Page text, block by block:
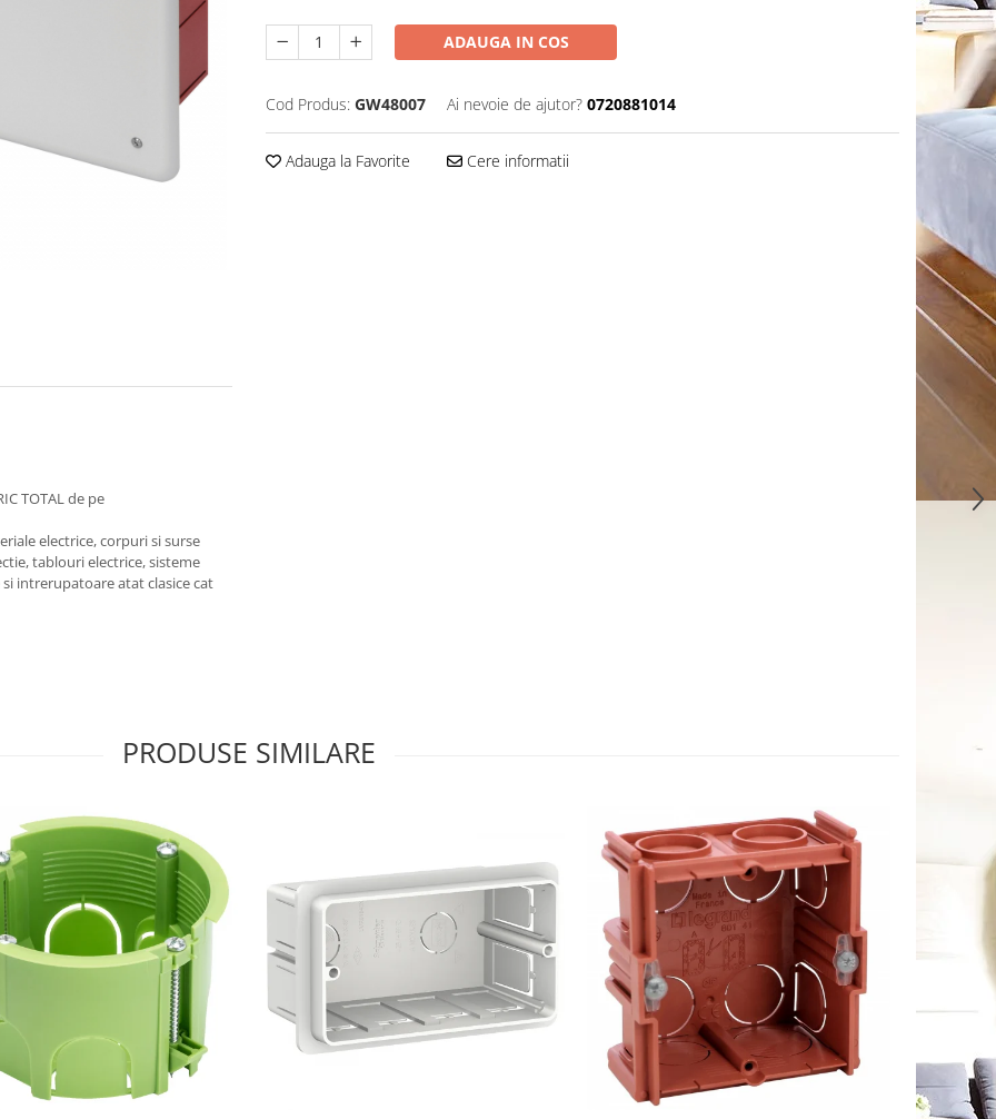
ADAUGA IN COS
Cod Produs: GW48007 Ai nevoie de ajutor? 0720881014
Adauga la Favorite Cere informatii
TOTAL de pe
electrice, corpuri si surse
tablouri electrice, sisteme
intrerupatoare atat clasice cat
PRODUSE SIMILARE